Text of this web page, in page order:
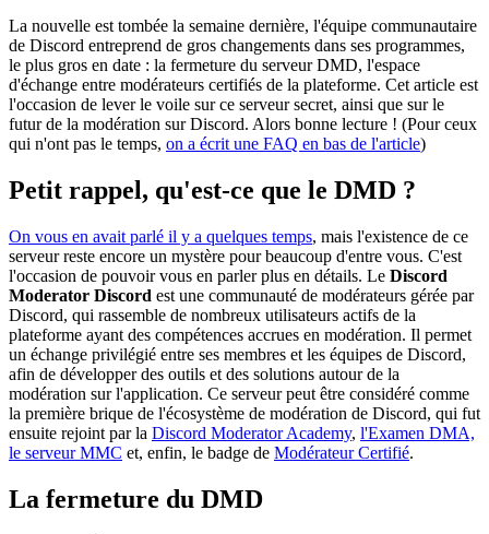
La nouvelle est tombée la semaine dernière, l'équipe communautaire
de Discord entreprend de gros changements dans ses programmes,
le plus gros en date : la fermeture du serveur DMD, l'espace
d'échange entre modérateurs certifiés de la plateforme. Cet article est
l'occasion de lever le voile sur ce serveur secret, ainsi que sur le
futur de la modération sur Discord. Alors bonne lecture ! (Pour ceux
qui n'ont pas le temps, on a écrit une FAQ en bas de l'article)
Petit rappel, qu'est-ce que le DMD ?
On vous en avait parlé il y a quelques temps, mais l'existence de ce
serveur reste encore un mystère pour beaucoup d'entre vous. C'est
l'occasion de pouvoir vous en parler plus en détails. Le Discord
Moderator Discord est une communauté de modérateurs gérée par
Discord, qui rassemble de nombreux utilisateurs actifs de la
plateforme ayant des compétences accrues en modération. Il permet
un échange privilégié entre ses membres et les équipes de Discord,
afin de développer des outils et des solutions autour de la
modération sur l'application. Ce serveur peut être considéré comme
la première brique de l'écosystème de modération de Discord, qui fut
ensuite rejoint par la Discord Moderator Academy, l'Examen DMA,
le serveur MMC et, enfin, le badge de Modérateur Certifié.
La fermeture du DMD